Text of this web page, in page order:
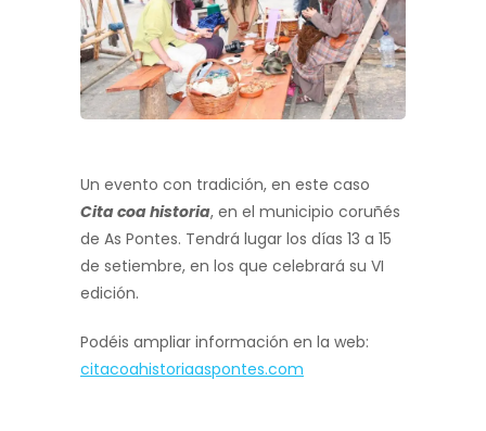
Un evento con tradición, en este caso
Cita coa historia, en el municipio coruñés
de As Pontes. Tendrá lugar los días 13 a 15
de setiembre, en los que celebrará su VI
edición.
Podéis ampliar información en la web:
citacoahistoriaaspontes.com